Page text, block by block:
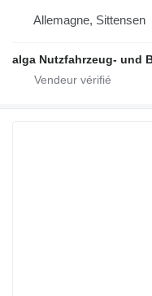
Allemagne, Sittensen